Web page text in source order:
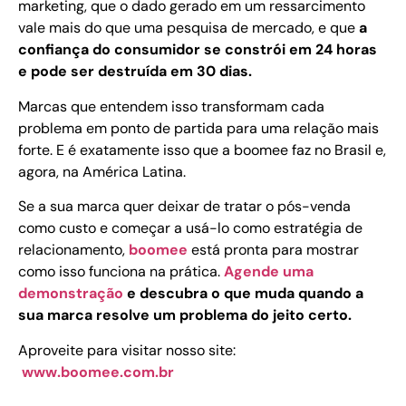
marketing, que o dado gerado em um ressarcimento
vale mais do que uma pesquisa de mercado, e quea
confiança do consumidor se constrói em 24 horas
e pode ser destruída em 30 dias.
Marcas que entendem isso transformam cada
problema em ponto de partida para uma relação mais
forte. E é exatamente isso que a boomee faz no Brasil e,
agora, na América Latina.
Se a sua marca quer deixar de tratar o pós-venda
como custo e começar a usá-lo como estratégia de
relacionamento, boomee está pronta para mostrar
como isso funciona na prática.Agende uma
demonstração e descubra o que muda quando a
sua marca resolve um problema do jeito certo.
Aproveite para visitar nosso site:
www.boomee.com.br